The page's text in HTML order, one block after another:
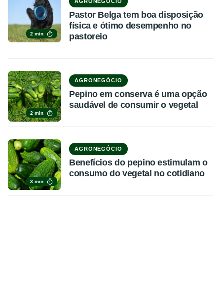
2 min
Pastor Belga tem boa disposição
física e ótimo desempenho no
pastoreio
2 min
AGRONEGÓCIO
Pepino em conserva é uma opção
saudável de consumir o vegetal
3 min
AGRONEGÓCIO
Benefícios do pepino estimulam o
consumo do vegetal no cotidiano